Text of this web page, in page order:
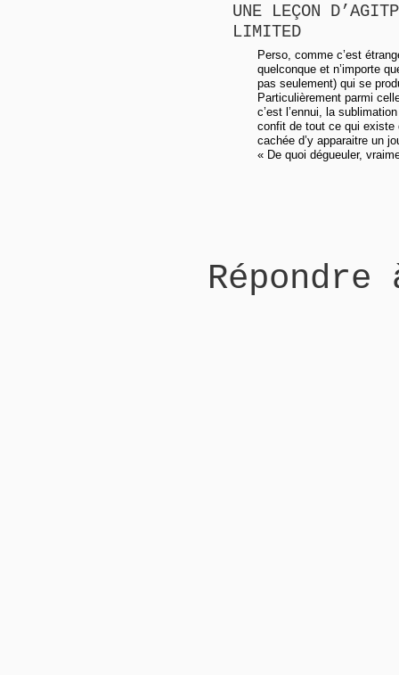
UNE LEÇON
LIMITED
Perso, comme c’est
quelconque et n’importe
pas seulement) qui se
Particulièrement parmi
c’est l’ennui, la
confit de tout ce qui existe
cachée d’y apparaitre un
« De quoi dégueuler,